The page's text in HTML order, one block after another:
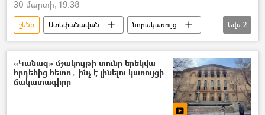
30 մարտի, 19:38
շենք Ստեփանավան
նորակառույց
հնդիկ
Մահ
Եվս 2
«Կանազ» մշակույթի տունը երեկվա
հրդեհից հետո․ ինչ է լինելու կառույցի
ճակատագիրը